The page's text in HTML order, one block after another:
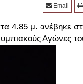
Email
4.85 μ. ανέβηκε
Αγώνες